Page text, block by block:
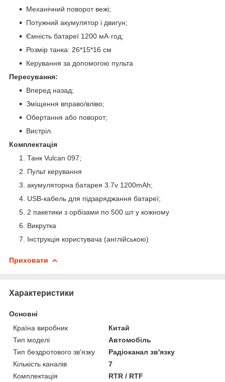
Механічний поворот вежі;
Потужний акумулятор і двигун;
Ємність батареї 1200 мА·год;
Розмір танка: 26*15*16 см
Керування за допомогою пульта
Пересування:
Вперед назад;
Зміщення вправо/вліво;
Обертання або поворот;
Вистріл.
Комплектація
Танк Vulcan 097;
Пульт керування
акумуляторна батарея 3.7v 1200mAh;
USB-кабель для підзаряджання батареї;
2 пакетики з орбізами по 500 шт у кожному
Викрутка
Інструкція користувача (англійською)
Приховати
Характеристики
Основні
Країна виробник
Китай
Тип моделі
Автомобіль
Тип бездротового зв'язку
Радіоканал зв'язку
Кількість каналів
7
Комплектація
RTR / RTF